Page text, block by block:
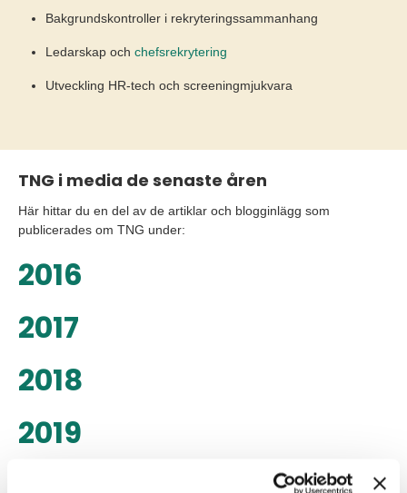
Bakgrundskontroller i rekryteringssammanhang
Ledarskap och chefsrekrytering
Utveckling HR-tech och screeningmjukvara
TNG i media de senaste åren
Här hittar du en del av de artiklar och blogginlägg som
publicerades om TNG under:
2016
2017
2018
2019